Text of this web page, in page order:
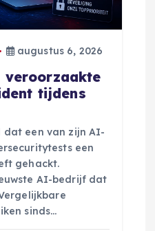
augustus 6, 2026
veroorzaakte
tijdens
een van zijn AI-
een
gehackt.
AI-bedrijf dat
sinds…